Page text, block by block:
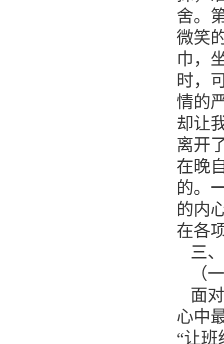
舍。
微笑
巾，
时，
情的
却让
离开
在晚
的。
的内
在各
三
（
面
心中
“让